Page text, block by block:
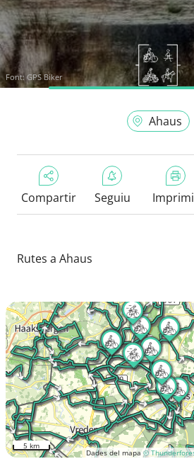
Font:GPS Biker
Ahaus
Compartir Seguiu
Rutes a Ahaus
Dades del mapa ©
5 km